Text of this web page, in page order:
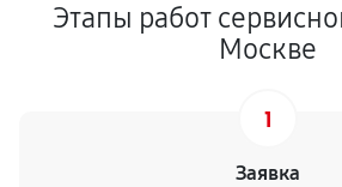
Этапы работ
Москве
1
Заявка